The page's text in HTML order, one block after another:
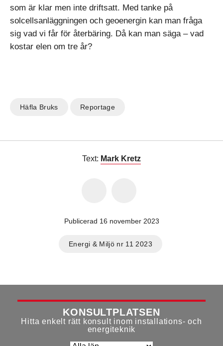
som är klar men inte driftsatt. Med tanke på
solcellsanläggningen och geoenergin kan man fråga
sig vad vi får för återbäring. Då kan man säga – vad
kostar elen om tre år?
Häfla Bruks Reportage
Text: Mark Kretz
Publicerad 16 november 2023
Energi & Miljö nr 11 2023
KONSULTPLATSEN
Hitta enkelt rätt konsult inom installations- och
energiteknik